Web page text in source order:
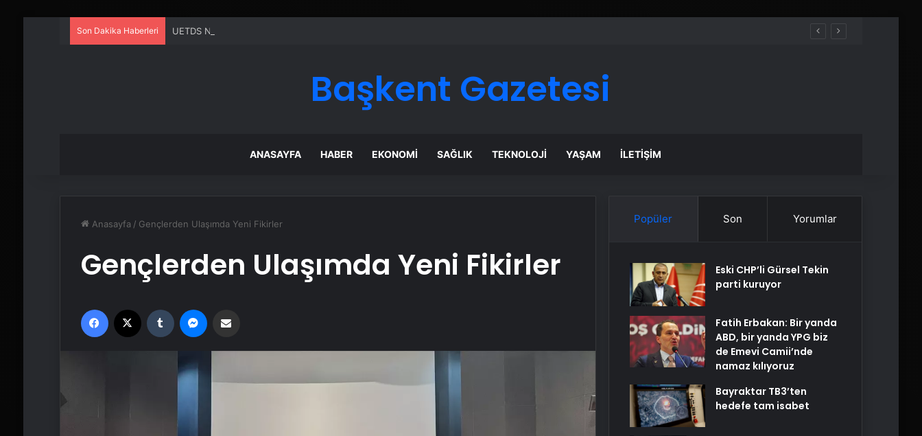
Son Dakika Haberleri UETDS Nedir ? Uetds.com İle Akıllı Dijital Taşımacılık Yazılımı
Başkent Gazetesi
ANASAYFA HABER EKONOMI SAĞLIK TEKNOLOJI YAŞAM İLETIŞIM
Anasayfa / Gençlerden Ulaşımda Yeni Fikirler
Gençlerden Ulaşımda Yeni Fikirler
Facebook Tumblr
Popüler Son Yorumlar
Eski CHP’li Gürsel Tekin
parti kuruyor
Fatih Erbakan: Bir yanda
ABD, bir yanda YPG biz
de Emevi Camii’nde
namaz kılıyoruz
Bayraktar TB3’ten
hedefe tam isabet